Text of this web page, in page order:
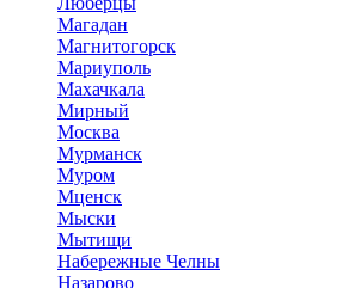
Магадан
Магнитогорск
Мариуполь
Махачкала
Мирный
Москва
Мурманск
Муром
Мценск
Мыски
Мытищи
Набережные Челны
Назарово